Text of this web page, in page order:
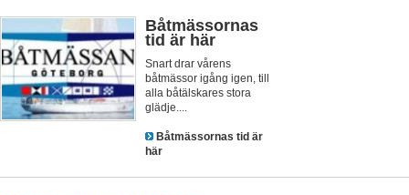
Båtmässornas
tid är här
Snart drar vårens
båtmässor igång igen, till
alla båtälskares stora
glädje....
Båtmässornas tid är
här